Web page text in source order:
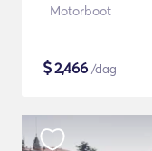
Motorboot
$2,466 /dag